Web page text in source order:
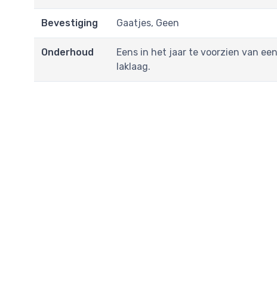
Bevestiging Gaatjes, Geen
Onderhoud
Eens in het jaar te voorzien van
laklaag.